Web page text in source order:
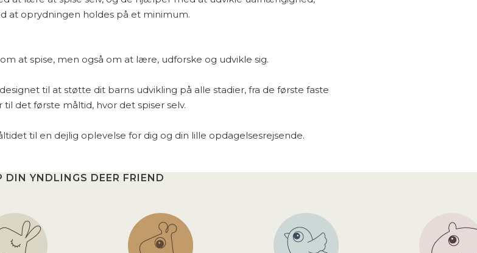
at oprydningen holdes på et minimum.
at spise, men også om at lære, udforske og udvikle sig.
til at støtte dit barns udvikling på alle stadier, fra de første faste
det første måltid, hvor det spiser selv.
til en dejlig oplevelse for dig og din lille opdagelsesrejsende.
DIN YNDLINGS DEER FRIEND